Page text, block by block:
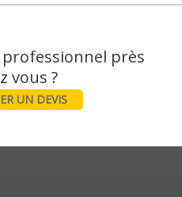
près
UN DEVIS